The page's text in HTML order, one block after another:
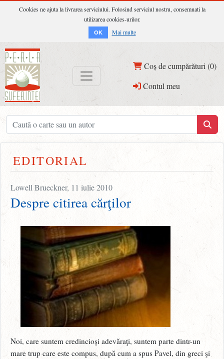
Cookies ne ajuta la livrarea serviciului. Folosind serviciul nostru, consemnati la
utilizarea cookies-urilor.
OK Mai multe
Coș de cumpărături (0)
Contul meu
EDITORIAL
Lowell Brueckner, 11 iulie 2010
Despre citirea cărţilor
Noi, care suntem credincioşi adevăraţi, suntem parte dintr-un
mare trup care este compus, după cum a spus Pavel, din greci şi